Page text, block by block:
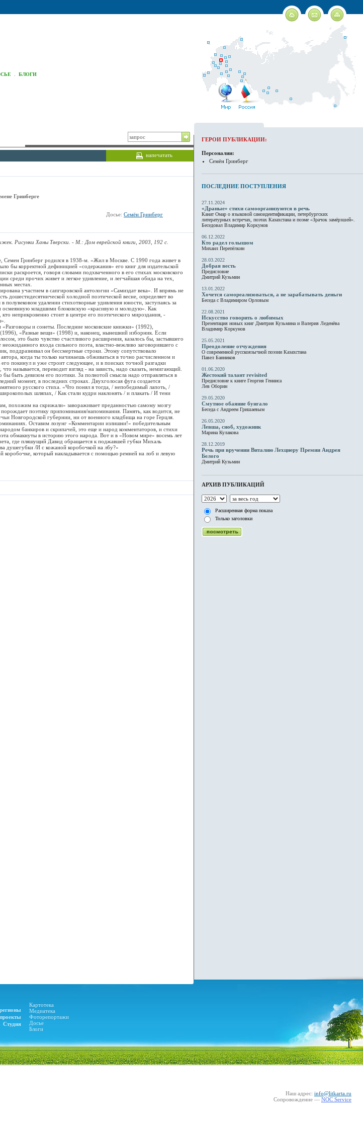
БЛОГИ
напечатать
Гринберге
Досье: Семён Гринберг
Рисунки Ханы Тверски. - М.: Дом еврейской книги, 2003, 192 с.
Гринберг родился в 1938-м. «Жил в Москве. С 1990 года живет в
бы корректной дефиницией «содержания» его книг для издательской
раскроется, говоря словами подхваченного в его стихах московского
среди прочих живет и легкое удивление, и легчайшая обида на тех,
местах.
участием в сапгировской антологии «Самиздат века». И впрямь не
дошестидесятнической холодной поэтической весне, определяет во
удалении стихотворные удивления юности, заступаясь за
осмеянную младшими блоковскую «красивую и молодую». Как
неприкровенно стоит в центре его поэтического мироздания, -
и сонеты. Последние московские книжки» (1992),
«Разные вещи» (1998) и, наконец, нынешний изборник. Если
это было чувство счастливого расширения, казалось бы, застывшего
входа сильного поэта, властно-вежливо заговорившего с
поддразнивал он бессмертные строки. Этому сопутствовало
когда ты только начинаешь обживаться в точно расчисленном и
покинул и уже строит следующее, и в поисках точной разгадки
называется, переводит взгляд - на зависть, надо сказать, немигающий.
быть девизом его поэтики. За полнотой смысла надо отправляться в
момент, в последних строках. Двухголосая фуга создается
русского стиха. «Что понял я тогда, / непобедимый лапоть, /
шляпах, / Как стали кудри наклонять / и плакать / И тени
на скрижали» завораживает преданностью самому мозгу
поэтику припоминания/напоминания. Память, как водится, не
Новгородской губернии, ни от военного кладбища на горе Герцля.
Оставим лозунг «Комментарии излишни!» победительным
банкиров и скрипачей, это еще и народ комментаторов, и стихи
обмакнуты в историю этого народа. Вот и в «Новом мире» восемь лет
где пляшущий Давид обращается к поджавшей губки Михаль
душегубки /И с кожаной коробочкой на лбу?»
который накладывается с помощью ремней на лоб и левую
ГЕРОИ ПУБЛИКАЦИИ:
Персоналии:
Семён Гринберг
ПОСЛЕДНИЕ ПОСТУПЛЕНИЯ
27.11.2024
«Драные» стихи самоорганизуются в речь
Канат Омар о языковой самоидентификации, петербургских
литературных встречах, поэтах Казахстана и поэме «Зрачок замёрзшей».
Беседовал Владимир Коркунов
06.12.2022
Кто радел голышом
Михаил Перепёлкин
28.03.2022
Добрая весть
Предисловие
Дмитрий Кузьмин
13.01.2022
Хочется самореализоваться, а не зарабатывать деньги
Беседа с Владимиром Орловым
22.08.2021
Искусство говорить о любимых
Презентация новых книг Дмитрия Кузьмина и Валерия Леденёва
Владимир Коркунов
25.05.2021
Преодоление отчуждения
О современной русскоязычной поэзии Казахстана
Павел Банников
01.06.2020
Жестокий талант revisited
Предисловие к книге Георгия Генниса
Лев Оборин
29.05.2020
Смутное обаяние бунгало
Беседа с Андреем Гришаевым
26.05.2020
Левша, сноб, художник
Марина Кулакова
28.12.2019
Речь при вручении Виталию Лехциеру Премии Андрея
Белого
Дмитрий Кузьмин
АРХИВ ПУБЛИКАЦИЙ
Расширенная форма показа
Только заголовки
Студия
Картотека
Медиатека
Фоторепортажи
Досье
Блоги
Наш адрес: info@litkarta.ru
Сопровождение — NOC Service